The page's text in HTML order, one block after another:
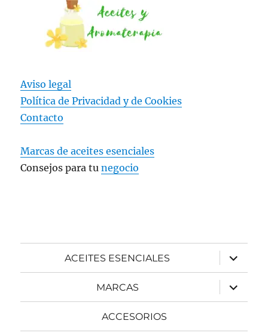
Aviso legal
Política de Privacidad yde Cookies
Contacto
Marcas de aceites esenciales
Consejos para tunegocio
ACEITES ESENCIALES
expande
el
menú
inferior
MARCAS
expande
el
menú
ACCESORIOS